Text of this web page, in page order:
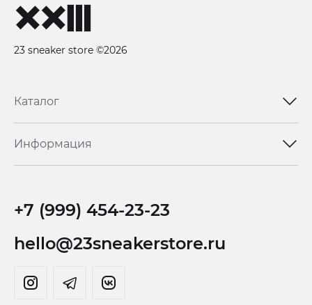
23 sneaker store ©2026
Каталог
Информация
+7 (999) 454-23-23
hello@23sneakerstore.ru